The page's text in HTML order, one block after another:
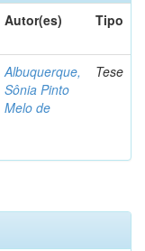
Autor(es) Tipo
Albuquerque,
Sônia Pinto
Melo de
Tese